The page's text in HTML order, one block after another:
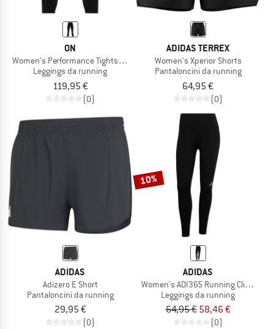
ON
Women's Performance Tights 7/8
Leggings da running
119,95 €
(0)
ADIDAS TERREX
Women's Xperior Shorts
Pantaloncini da running
64,95 €
(0)
ADIDAS
Adizero E Short
Pantaloncini da running
29,95 €
(0)
10%
ADIDAS
Women's ADI365 Running
Leggings da running
64,95 € 58,46 €
(0)